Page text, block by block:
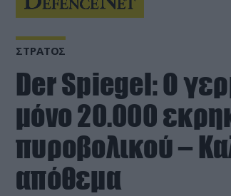
ΣΤΡΑΤΟΣ
Der Spiegel: Ο
μόνο 20.000
πυροβολικού –
απόθεμα